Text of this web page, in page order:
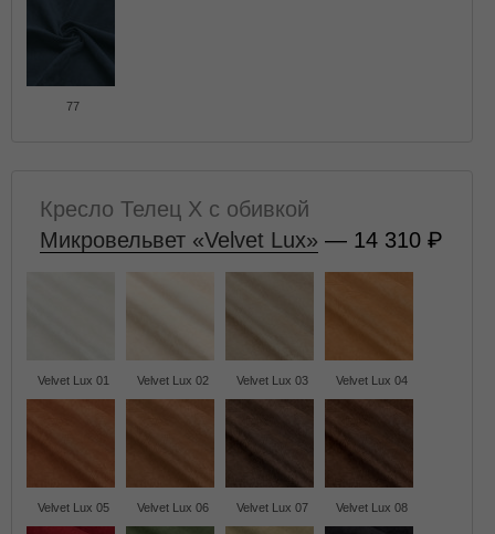
77
Кресло Телец X с обивкой
Микровельвет «Velvet Lux» — 14 310
Velvet Lux 01 Velvet Lux 02 Velvet Lux 03 Velvet Lux 04
Velvet Lux 05 Velvet Lux 06 Velvet Lux 07 Velvet Lux 08